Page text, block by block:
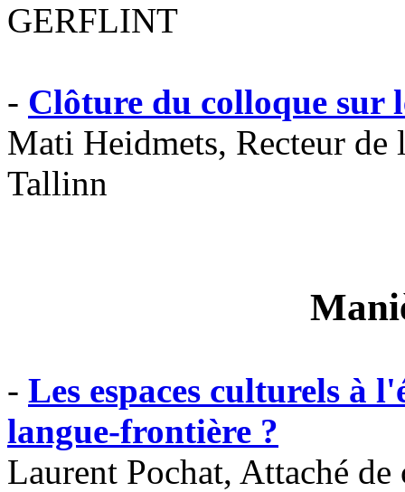
GERFLINT
- Clôture du colloque sur
Mati Heidmets, Recteur de
Tallinn
- Les espaces culturels à
langue-frontière ?
Laurent Pochat, Attaché